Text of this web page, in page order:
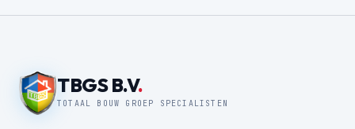
TBGS B.V.
TOTAAL BOUW GROEP SPECIALISTEN